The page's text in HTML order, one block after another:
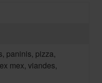
paninis, pizza,
mex, viandes,